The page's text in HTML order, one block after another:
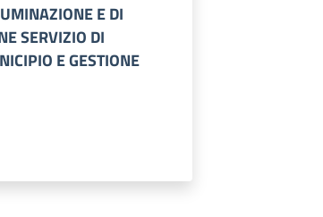
E DI
SERVIZIO DI
E GESTIONE